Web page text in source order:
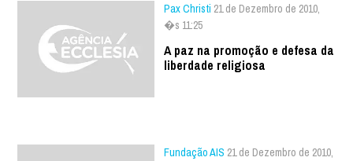
Pax Christi 21 de Dezembro de 2010,
�s 11:25
A paz na promoção e defesa da
liberdade religiosa
Fundação AIS 21 de Dezembro de 2010,